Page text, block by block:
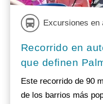
Excursiones en
Recorrido en
que definen
Este recorrido de 90
de los barrios más